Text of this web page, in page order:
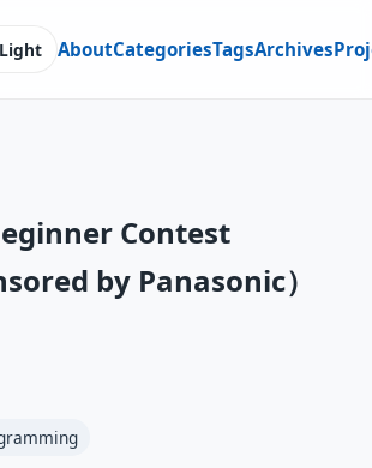
AboutCategoriesTagsArchives
Contest
by Panasonic）